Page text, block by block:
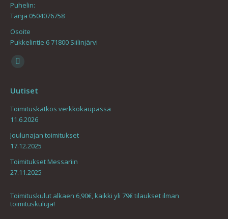
Puhelin:
Tanja 0504076758
Osoite
Pukkelintie 6 71800 Siilinjärvi
Find us on:
opens
in
new
window
Uutiset
Toimituskatkos verkkokaupassa
11.6.2026
Joulunajan toimitukset
17.12.2025
Toimitukset Messariin
27.11.2025
Toimituskulut alkaen 6,90€, kaikki yli 79€ tilaukset ilman
toimituskuluja!